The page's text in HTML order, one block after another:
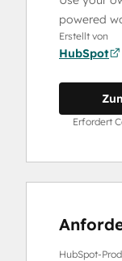
powered
Erstellt von
HubSpot
Erfordert
HubSpot-